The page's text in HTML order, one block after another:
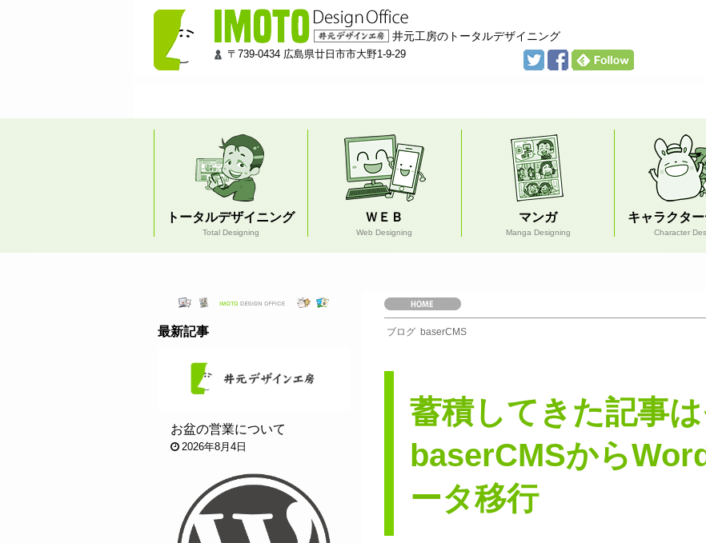
井
元
ン
房
〒739-0434 広島県廿日市市大野1-9-29
井元工房のトータルデザイニング
トータルデザイニング
Total Designing
ＷＥＢ
Web Designing
マンガ
Manga Designing
キャラクタ
Character
ホ
ー
ム
ブログ baserCMS
蓄積してきた記事
baserCMSから
ータ移行
最新記事
お盆の営業について
2026年8月4日